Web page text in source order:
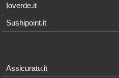
Ioverde.it
Sushipoint.it
Assicuratu.it